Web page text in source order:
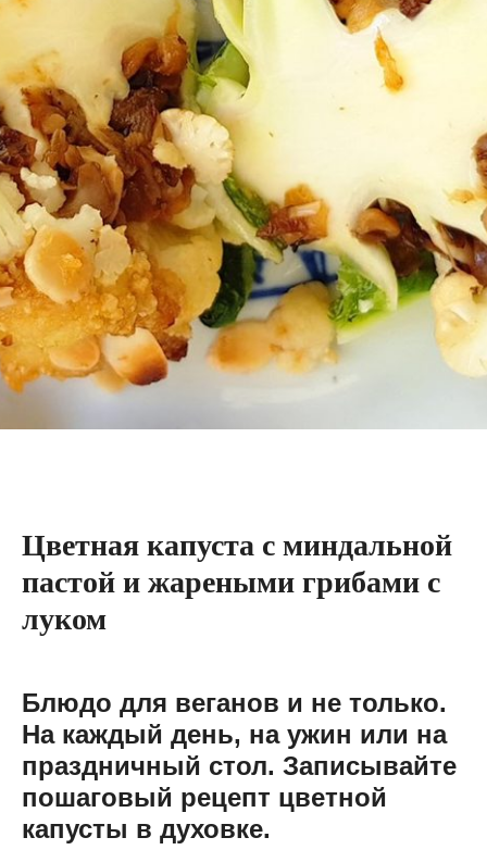
Цветная капуста с миндальной
пастой и жареными грибами с
луком
Блюдо для веганов и не только.
На каждый день, на ужин или на
праздничный стол. Записывайте
пошаговый рецепт цветной
капусты в духовке.